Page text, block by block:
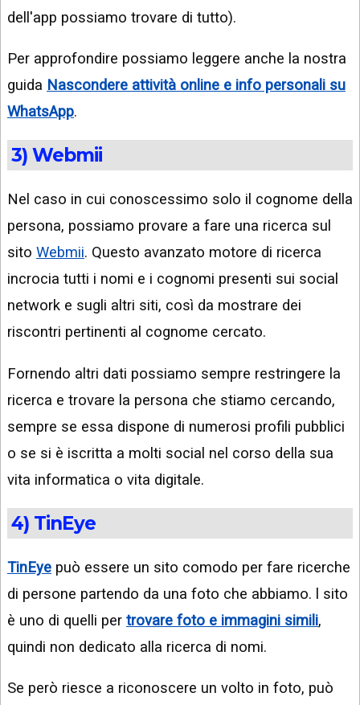
dell'app possiamo trovare di tutto).
Per approfondire possiamo leggere anche la nostra
guida Nascondere attività online e info personali su
WhatsApp.
3) Webmii
Nel caso in cui conoscessimo solo il cognome della
persona, possiamo provare a fare una ricerca sul
sito Webmii. Questo avanzato motore di ricerca
incrocia tutti i nomi e i cognomi presenti sui social
network e sugli altri siti, così da mostrare dei
riscontri pertinenti al cognome cercato.
Fornendo altri dati possiamo sempre restringere la
ricerca e trovare la persona che stiamo cercando,
sempre se essa dispone di numerosi profili pubblici
o se si è iscritta a molti social nel corso della sua
vita informatica o vita digitale.
4) TinEye
TinEye può essere un sito comodo per fare ricerche
di persone partendo da una foto che abbiamo. l sito
è uno di quelli per trovare foto e immagini simili,
quindi non dedicato alla ricerca di nomi.
Se però riesce a riconoscere un volto in foto, può